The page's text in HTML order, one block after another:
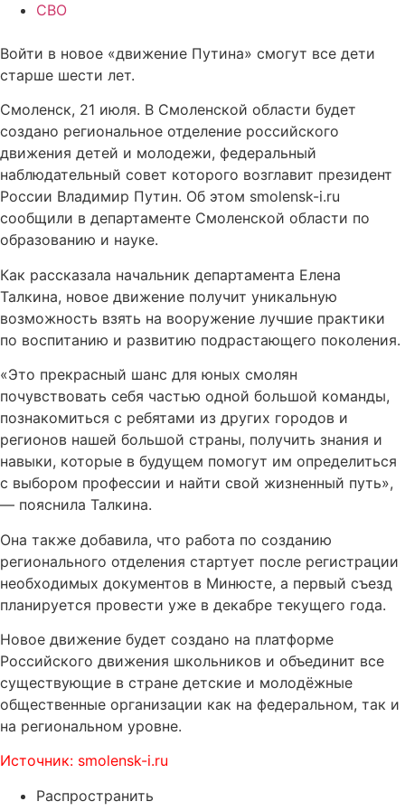
СВО
Войти в новое «движение Путина» смогут все дети
старше шести лет.
Смоленск, 21 июля. В Смоленской области будет
создано региональное отделение российского
движения детей и молодежи, федеральный
наблюдательный совет которого возглавит президент
России Владимир Путин. Об этом smolensk-i.ru
сообщили в департаменте Смоленской области по
образованию и науке.
Как рассказала начальник департамента Елена
Талкина, новое движение получит уникальную
возможность взять на вооружение лучшие практики
по воспитанию и развитию подрастающего поколения.
«Это прекрасный шанс для юных смолян
почувствовать себя частью одной большой команды,
познакомиться с ребятами из других городов и
регионов нашей большой страны, получить знания и
навыки, которые в будущем помогут им определиться
с выбором профессии и найти свой жизненный путь»,
— пояснила Талкина.
Она также добавила, что работа по созданию
регионального отделения стартует после регистрации
необходимых документов в Минюсте, а первый съезд
планируется провести уже в декабре текущего года.
Новое движение будет создано на платформе
Российского движения школьников и объединит все
существующие в стране детские и молодёжные
общественные организации как на федеральном, так и
на региональном уровне.
Источник: smolensk-i.ru
Распространить